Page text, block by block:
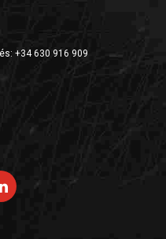
+34 630 916 909